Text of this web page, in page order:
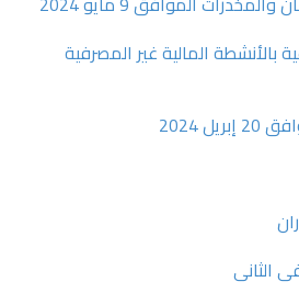
بالأنشطة المالية غير المصرفية
2024
الثانى